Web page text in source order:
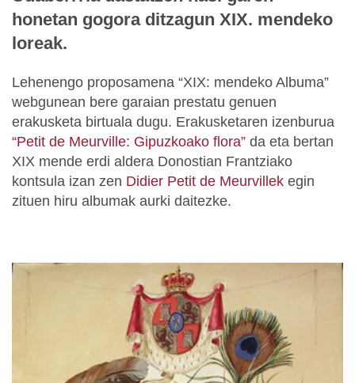
honetan gogora ditzagun XIX. mendeko
loreak.
Lehenengo proposamena “XIX: mendeko Albuma”
webgunean bere garaian prestatu genuen
erakusketa birtuala dugu. Erakusketaren izenburua
“Petit de Meurville: Gipuzkoako flora” da eta bertan
XIX mende erdi aldera Donostian Frantziako
kontsula izan zen Didier Petit de Meurvillek egin
zituen hiru albumak aurki daitezke.